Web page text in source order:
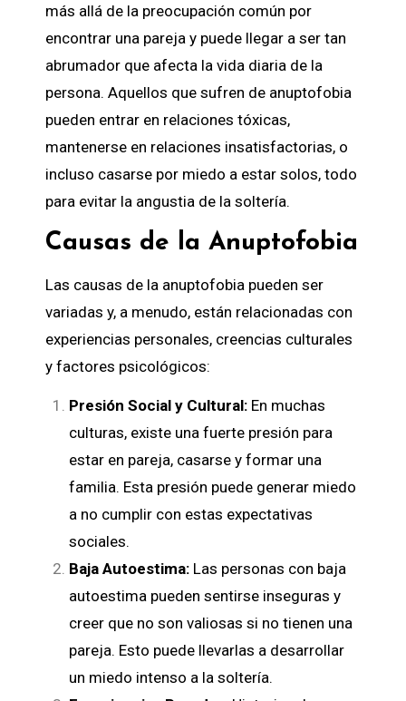
más allá de la preocupación común por
encontrar una pareja y puede llegar a ser tan
abrumador que afecta la vida diaria de la
persona. Aquellos que sufren de anuptofobia
pueden entrar en relaciones tóxicas,
mantenerse en relaciones insatisfactorias, o
incluso casarse por miedo a estar solos, todo
para evitar la angustia de la soltería.
Causas de la Anuptofobia
Las causas de la anuptofobia pueden ser
variadas y, a menudo, están relacionadas con
experiencias personales, creencias culturales
y factores psicológicos:
Presión Social y Cultural: En muchas
culturas, existe una fuerte presión para
estar en pareja, casarse y formar una
familia. Esta presión puede generar miedo
a no cumplir con estas expectativas
sociales.
Baja Autoestima: Las personas con baja
autoestima pueden sentirse inseguras y
creer que no son valiosas si no tienen una
pareja. Esto puede llevarlas a desarrollar
un miedo intenso a la soltería.